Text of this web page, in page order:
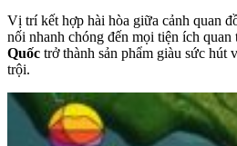
Vị trí kết hợp hài hòa giữa cảnh quan
nối nhanh chóng đến mọi tiện ích quan
Quốc trở thành sản phẩm giàu sức hút
trội.